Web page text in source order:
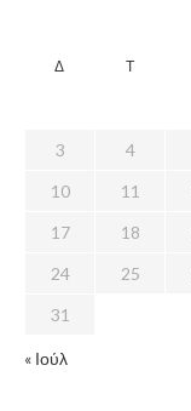
Δ Τ
3
4
10
11
17
18
24
25
31
« Ιούλ